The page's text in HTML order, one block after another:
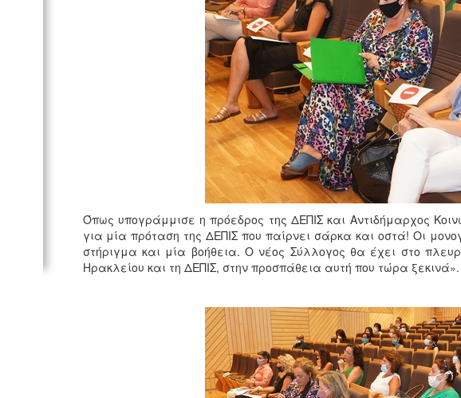
Όπως υπογράμμισε η πρόεδρος της ΔΕΠΙΣ και Αντιδήμαρχος
για μία πρόταση της ΔΕΠΙΣ που παίρνει σάρκα και οστά! Οι
στήριγμα και μία βοήθεια. Ο νέος Σύλλογος θα έχει στο
Ηρακλείου και τη ΔΕΠΙΣ, στην προσπάθεια αυτή που τώρα ξεκινά».